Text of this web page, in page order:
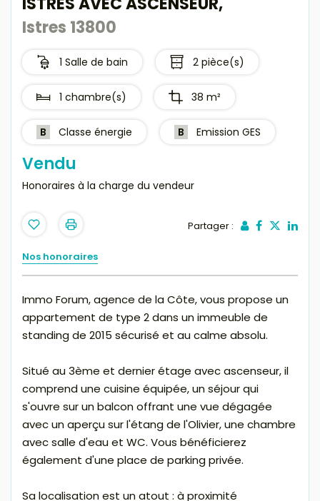
Istres 13800
1 Salle de bain 2 pièce(s)
1 chambre(s) 38 m²
B Classe énergie B Emission GES
Vendu
Honoraires à la charge du vendeur
Partager :
Nos honoraires
Immo Forum, agence de la Côte, vous propose un
appartement de type 2 dans un immeuble de
standing de 2015 sécurisé et au calme absolu.
Situé au 3ème et dernier étage avec ascenseur, il
comprend une cuisine équipée, un séjour qui
s'ouvre sur un balcon offrant une vue dégagée
avec un aperçu sur l'étang de l'Olivier, une chambre
avec salle d'eau et WC. Vous bénéficierez
également d'une place de parking privée.
Sa localisation est un atout : à proximité